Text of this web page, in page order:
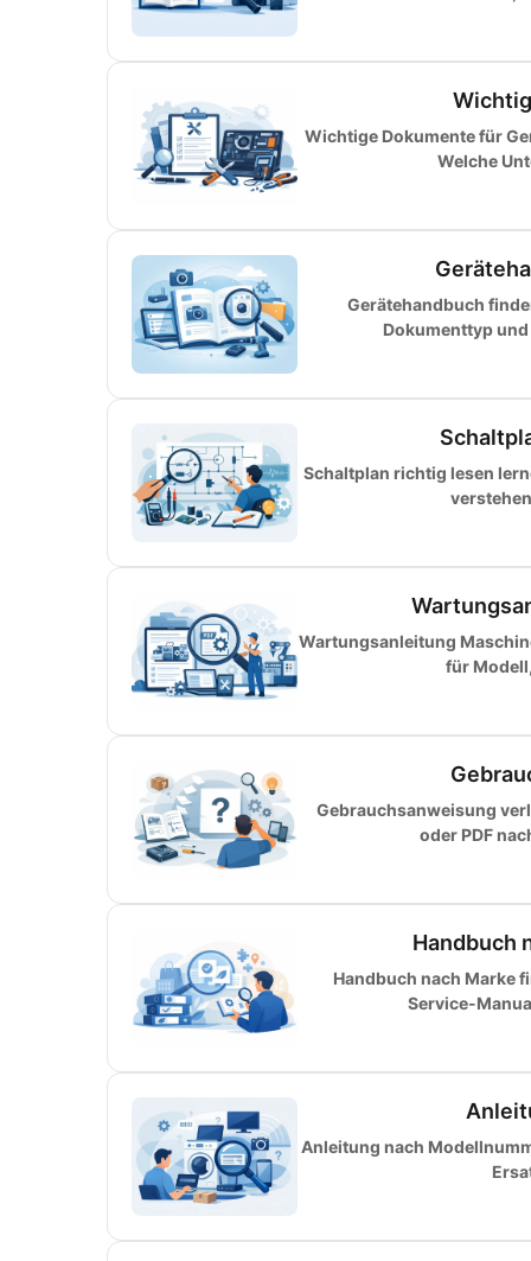
Wichtige Dokumente für
Welche
Gerätehandbuch
Dokumenttyp
Schaltplan richtig lesen
Wartungsanleitung
für
Gebrauchsanweisung
oder PDF
Handbuch
Handbuch nach Marke
Service-
Anleitung nach